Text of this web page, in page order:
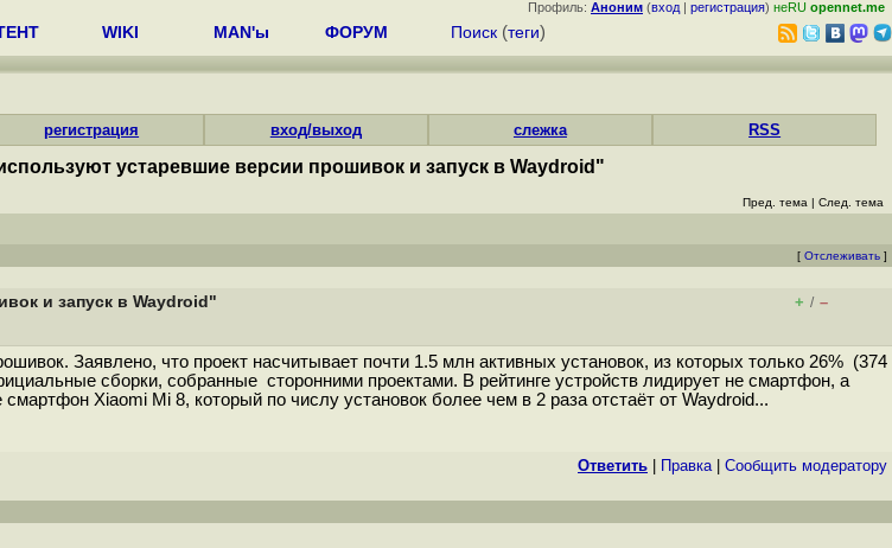
Профиль: Аноним (вход | регистрация) неRU opennet.me
WIKI MAN'ы ФОРУМ Поиск (теги)
регистрация вход/выход слежка RSS
устаревшие версии прошивок и запуск в Waydroid"
Пред. тема | След. тема
[ Отслеживать ]
и запуск в Waydroid" + / –
Заявлено, что проект насчитывает почти 1.5 млн активных установок, из которых только 26% (374
сборки, собранные сторонними проектами. В рейтинге устройств лидирует не смартфон, а
Xiaomi Mi 8, который по числу установок более чем в 2 раза отстаёт от Waydroid...
Ответить Правка| Cообщить модератору